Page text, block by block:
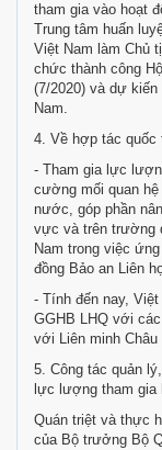
tham gia vào hoạt
Trung tâm huấn
Việt Nam làm Chủ
chức thành công
(7/2020) và dự
Nam.
4. Về hợp tác quốc
- Tham gia lực
cường mối quan
nước, góp phần
vực và trên trường
Nam trong việc
đồng Bảo an Liên
- Tính đến nay,
GGHB LHQ với
với Liên minh Châu
5. Công tác quản
lực lượng tham gia
Quán triệt và thực
của Bộ trưởng Bộ